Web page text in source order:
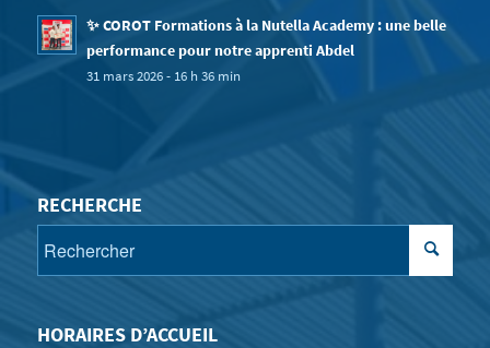
✨ COROT Formations à la Nutella Academy : une belle
performance pour notre apprenti Abdel
31 mars 2026 - 16 h 36 min
RECHERCHE
HORAIRES D’ACCUEIL